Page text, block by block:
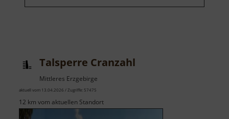
Talsperre Cranzahl
Mittleres Erzgebirge
aktuell vom 13.04.2026 / Zugriffe: 57475
12 km vom aktuellen Standort